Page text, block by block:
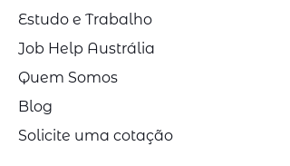
Estudo e Trabalho
Job Help Austrália
Quem Somos
Blog
Solicite uma cotação